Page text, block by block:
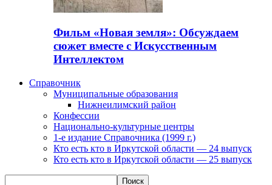
Фильм «Новая земля»: Обсуждаем
сюжет вместе с Искусственным
Интеллектом
Справочник
Муниципальные образования
Нижнеилимский район
Конфессии
Национально-культурные центры
1-е издание Справочника (1999 г.)
Кто есть кто в Иркутской области — 24 выпуск
Кто есть кто в Иркутской области — 25 выпуск